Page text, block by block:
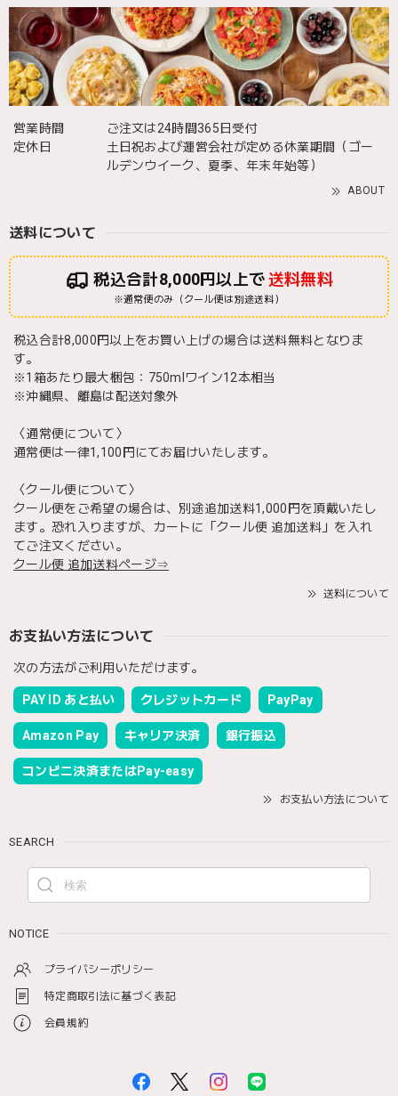
営業時間
ご注文は24時間365日受付
定休日
土日祝および運営会社が定める休業期間（ゴー
ルデンウイーク、夏季、年末年始等）
ABOUT
送料について
税込合計8,000円以上で送料無料
※通常便のみ（クール便は別途送料）
税込合計8,000円以上をお買い上げの場合は送料無料となりま
す。
※1箱あたり最大梱包：750mlワイン12本相当
※沖縄県、離島は配送対象外
〈通常便について〉
通常便は一律1,100円にてお届けいたします。
〈クール便について〉
クール便をご希望の場合は、別途追加送料1,000円を頂戴いたし
ます。恐れ入りますが、カートに「クール便 追加送料」を入れ
てご注文ください。
クール便 追加送料ページ⇒
送料について
お支払い方法について
次の方法がご利用いただけます。
PAY ID あと払い クレジットカード PayPay
Amazon Pay キャリア決済 銀行振込
コンビニ決済またはPay-easy
お支払い方法について
SEARCH
NOTICE
プライバシーポリシー
特定商取引法に基づく表記
会員規約